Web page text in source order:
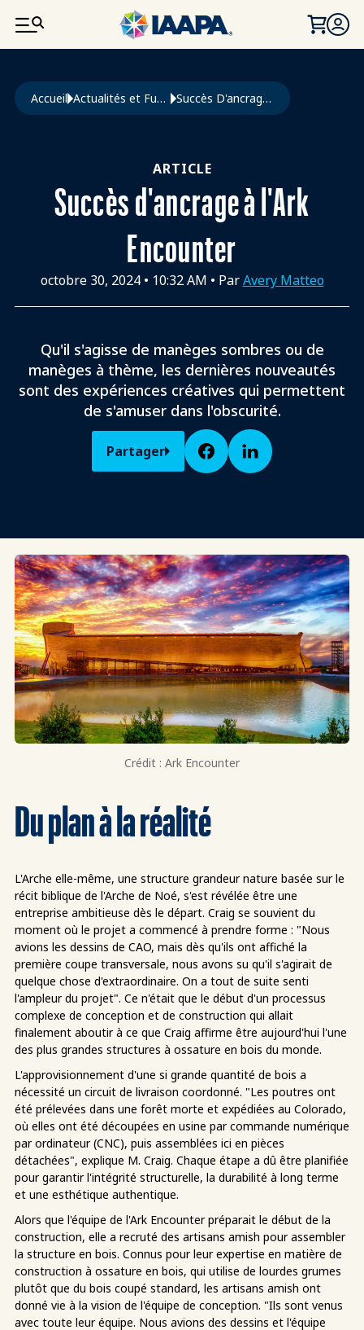
ALLER AU CONTENU PRINCIPAL
Fil d'Ariane
Accueil Actualités et Funworld Succès D'ancrage À L'Ark Encounter
ARTICLE
Succès d'ancrage à l'Ark
Encounter
octobre 30, 2024• 10:32 AM • ParAvery Matteo
Qu'il s'agisse de manèges sombres ou de
manèges à thème, les dernières nouveautés
sont des expériences créatives qui permettent
de s'amuser dans l'obscurité.
Partager
Crédit : Ark Encounter
Du plan à la réalité
L'Arche elle-même, une structure grandeur nature basée sur le
récit biblique de l'Arche de Noé, s'est révélée être une
entreprise ambitieuse dès le départ. Craig se souvient du
moment où le projet a commencé à prendre forme : "Nous
avions les dessins de CAO, mais dès qu'ils ont affiché la
première coupe transversale, nous avons su qu'il s'agirait de
quelque chose d'extraordinaire. On a tout de suite senti
l'ampleur du projet". Ce n'était que le début d'un processus
complexe de conception et de construction qui allait
finalement aboutir à ce que Craig affirme être aujourd'hui l'une
des plus grandes structures à ossature en bois du monde.
L'approvisionnement d'une si grande quantité de bois a
nécessité un circuit de livraison coordonné. "Les poutres ont
été prélevées dans une forêt morte et expédiées au Colorado,
où elles ont été découpées en usine par commande numérique
par ordinateur (CNC), puis assemblées ici en pièces
détachées", explique M. Craig. Chaque étape a dû être planifiée
pour garantir l'intégrité structurelle, la durabilité à long terme
et une esthétique authentique.
Alors que l'équipe de l'Ark Encounter préparait le début de la
construction, elle a recruté des artisans amish pour assembler
la structure en bois. Connus pour leur expertise en matière de
construction à ossature en bois, qui utilise de lourdes grumes
plutôt que du bois coupé standard, les artisans amish ont
donné vie à la vision de l'équipe de conception. "Ils sont venus
avec toute leur équipe. Nous avions des dessins et l'équipe